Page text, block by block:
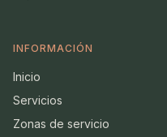
INFORMACIÓN
Inicio
Servicios
Zonas de servicio